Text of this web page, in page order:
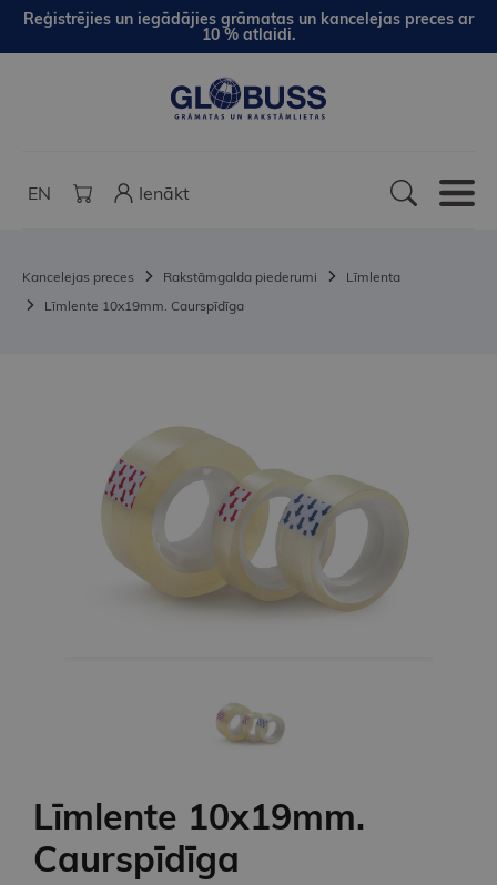
Reģistrējies un iegādājies grāmatas un kancelejas preces ar
10 % atlaidi.
EN Ienākt
Kancelejas preces Rakstāmgalda piederumi
Līmlenta
Līmlente 10x19mm. Caurspīdīga
Līmlente 10x19mm.
Caurspīdīga